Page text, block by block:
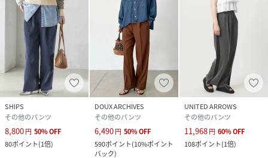
SHIPS
その他のパンツ
8,800円 50%OFF
80ポイント(1倍)
DOUX ARCHIVES
その他のパンツ
6,490円 50%OFF
590ポイント(10%ポイント
バック)
UNITED ARROWS
その他のパンツ
11,968円 60%OFF
108ポイント(1倍)